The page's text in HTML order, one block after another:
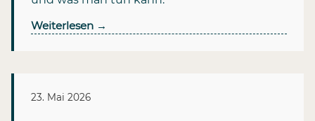
Weiterlesen →
23. Mai 2026